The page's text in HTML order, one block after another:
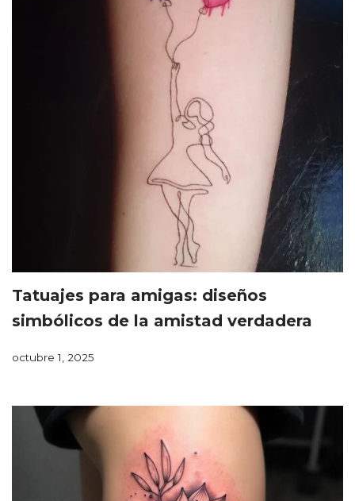
Tatuajes para amigas: diseños
simbólicos de la amistad verdadera
octubre 1, 2025